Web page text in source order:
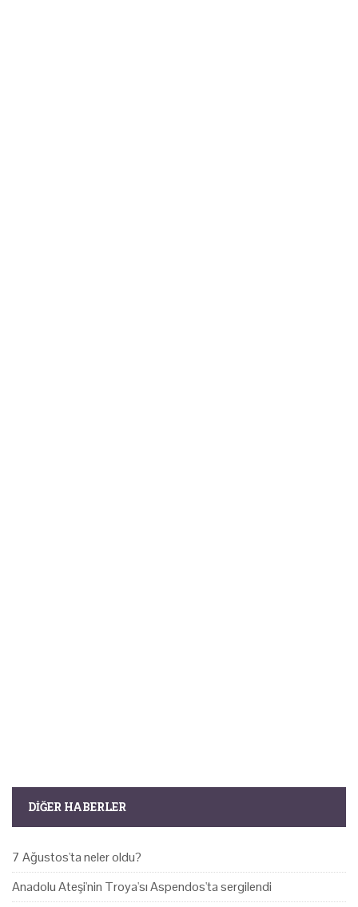
DIĞER HABERLER
7 Ağustos'ta neler oldu?
Anadolu Ateşi'nin Troya'sı Aspendos'ta sergilendi